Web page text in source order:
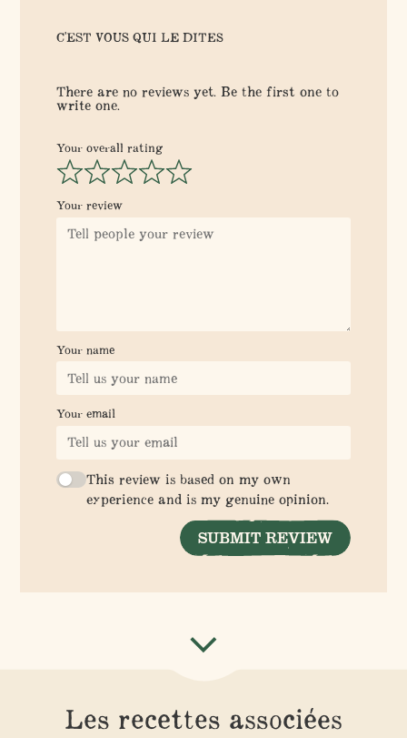
C'EST VOUS QUI LE DITES
There are no reviews yet. Be the first one to
write one.
Your overall rating
Your review
Your name
Your email
This review is based on my own
experience and is my genuine opinion.
SUBMIT REVIEW
Les recettes associées